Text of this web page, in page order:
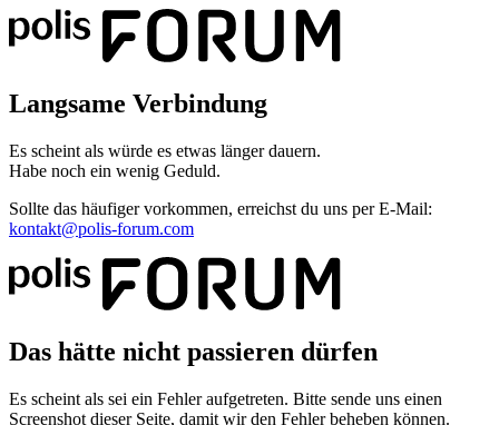
Langsame Verbindung
Es scheint als würde es etwas länger dauern.
Habe noch ein wenig Geduld.
Sollte das häufiger vorkommen, erreichst du uns per E-Mail:
kontakt@polis-forum.com
Das hätte nicht passieren dürfen
Es scheint als sei ein Fehler aufgetreten. Bitte sende uns einen
Screenshot dieser Seite, damit wir den Fehler beheben können.